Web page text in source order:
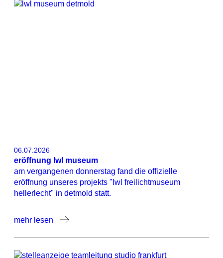
06.07.2026
eröffnung lwl museum
am vergangenen donnerstag fand die offizielle
eröffnung unseres projekts "lwl freilichtmuseum
hellerlecht" in detmold statt.
mehr lesen